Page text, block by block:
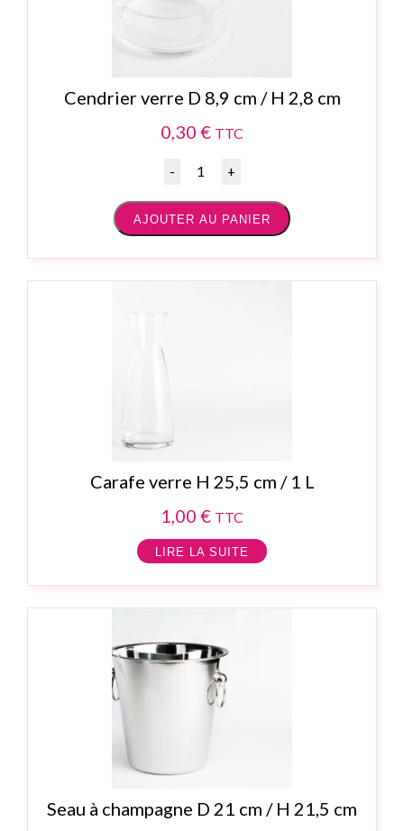
Cendrier verre D 8,9 cm / H 2,8 cm
0,30 € TTC
Quantité
AJOUTER AU PANIER
Carafe verre H 25,5 cm / 1 L
1,00 € TTC
LIRE LA SUITE
Seau à champagne D 21 cm / H 21,5 cm